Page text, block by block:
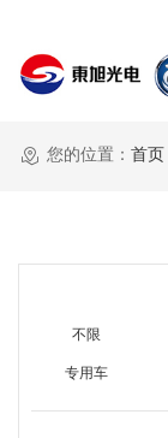
您的位置： 首页
不限
专用车